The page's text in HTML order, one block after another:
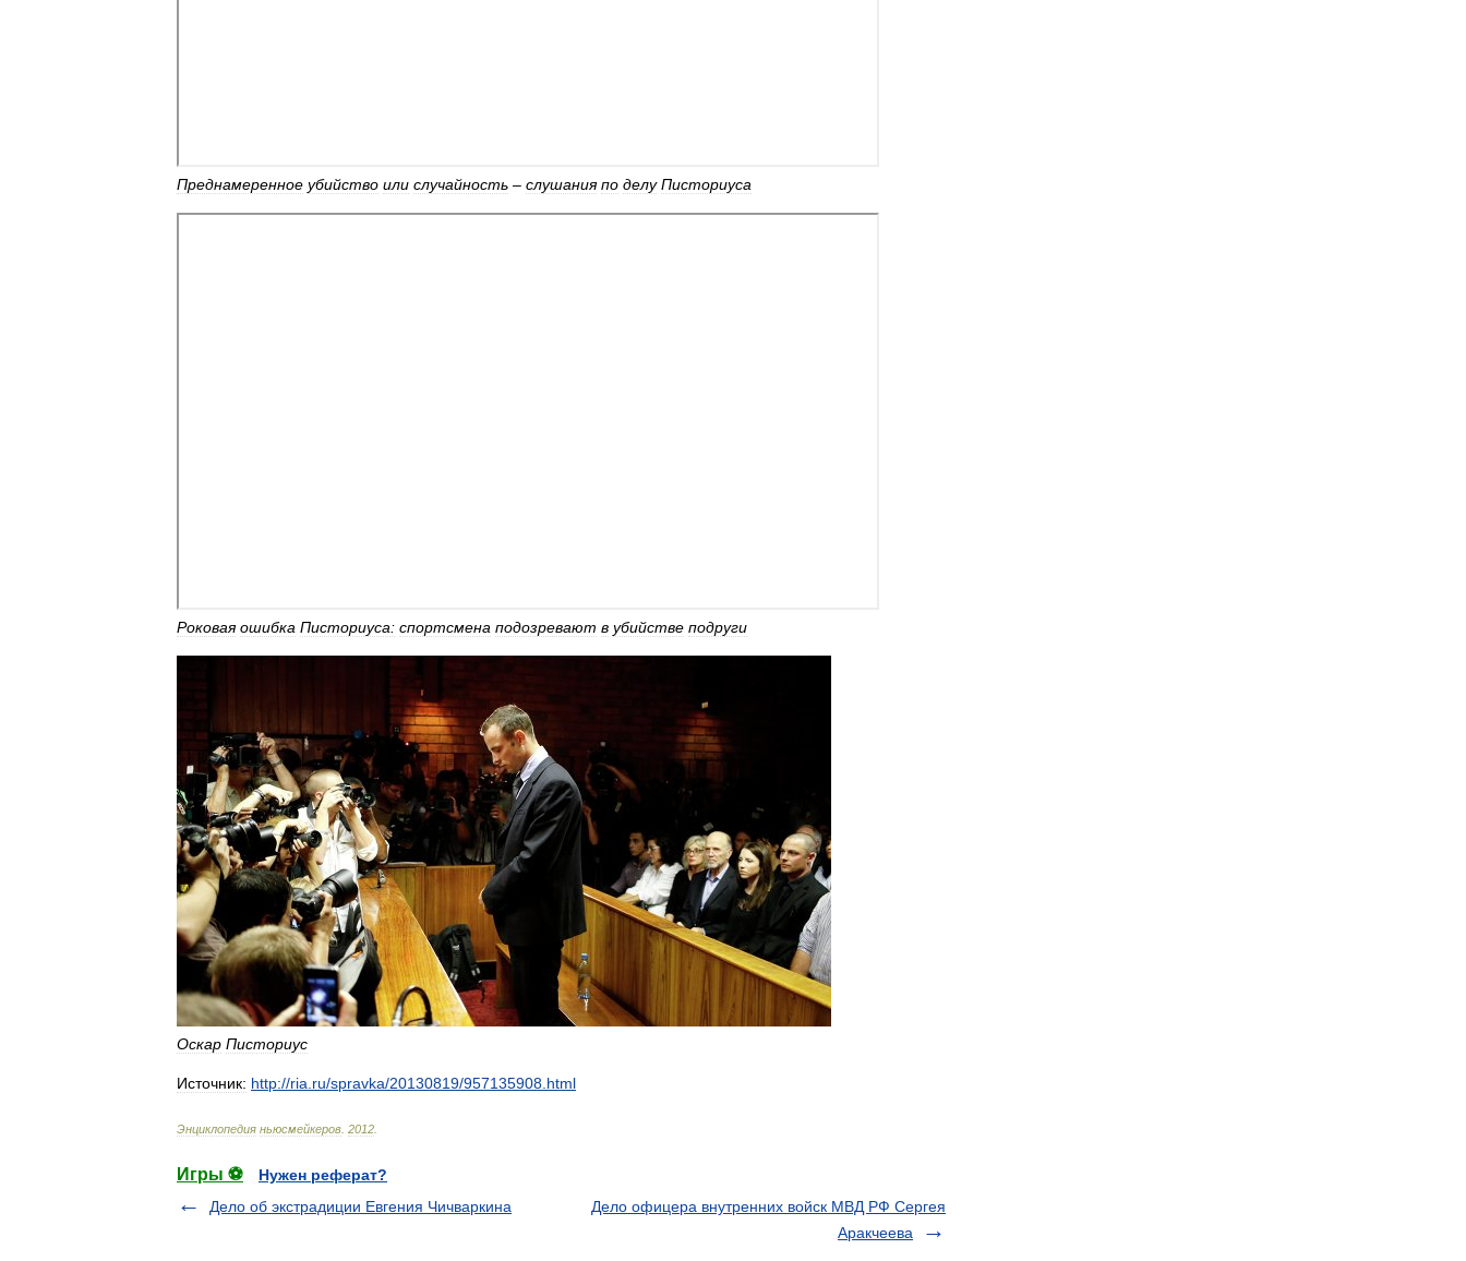
Преднамеренное убийство или случайность – слушания по делу Писториуса
Роковая ошибка Писториуса: спортсмена подозревают в убийстве подруги
Оскар Писториус
Источник: http://ria ru/spravka/20130819/957135908 html
Энциклопедия ньюсмейкеров 2012
Игры ⚽
Нужен реферат?
Дело об экстрадиции Евгения Чичваркина
Дело офицера внутренних войск МВД РФ Сергея
Аракчеева